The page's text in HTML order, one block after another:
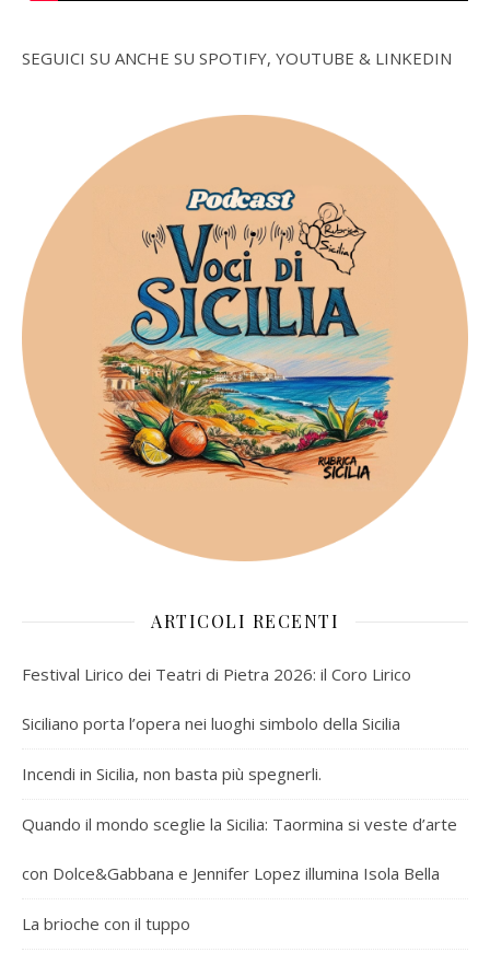
SEGUICI SU ANCHE SU SPOTIFY, YOUTUBE & LINKEDIN
ARTICOLI RECENTI
Festival Lirico dei Teatri di Pietra 2026: il Coro Lirico
Siciliano porta l’opera nei luoghi simbolo della Sicilia
Incendi in Sicilia, non basta più spegnerli.
Quando il mondo sceglie la Sicilia: Taormina si veste d’arte
con Dolce&Gabbana e Jennifer Lopez illumina Isola Bella
La brioche con il tuppo